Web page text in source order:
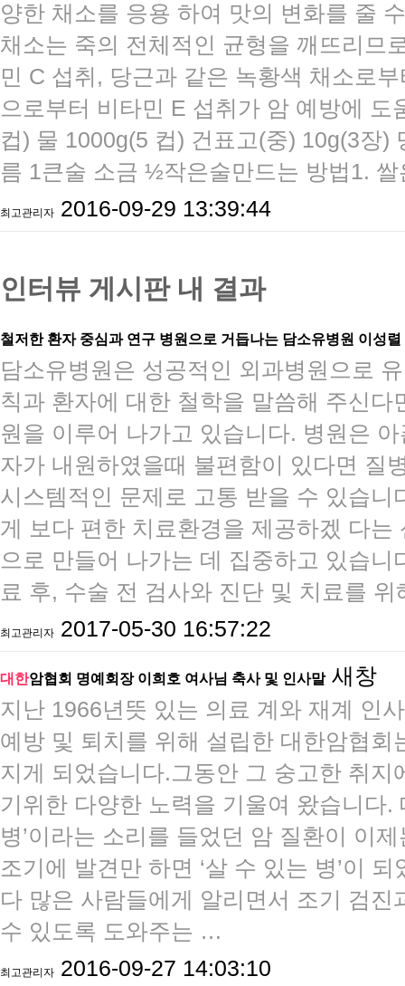
양한 채소를 응용 하여 맛의 변화를 줄
채소는 죽의 전체적인 균형을 깨뜨리므
민 C 섭취, 당근과 같은 녹황색 채소로
으로부터 비타민 E 섭취가 암 예방에
컵) 물 1000g(5 컵) 건표고(중) 10g(3장)
름 1큰술 소금 ½작은술​만드는 방법1.
최고관리자 2016-09-29 13:39:44
인터뷰 게시판 내 결과
철저한 환자 중심과 연구 병원으로 거듭나는 담소유병원 이성
담소유병원은 성공적인 외과병원으로
칙과 환자에 대한 철학을 말씀해 주신
원을 이루어 나가고 있습니다. 병원은
자가 내원하였을때 불편함이 있다면 질
시스템적인 문제로 고통 받을 수 있습
게 보다 편한 치료환경을 제공하겠 다
으로 만들어 나가는 데 집중하고 있습
료 후, 수술 전 검사와 진단 및 치료를
최고관리자 2017-05-30 16:57:22
대한암협회 명예회장 이희호 여사님 축사 및 인사말 새창
지난 1966년뜻 있는 의료 계와 재계 인
예방 및 퇴치를 위해 설립한 대한암협
지게 되었습니다.​그동안 그 숭고한 취
기위한 다양한 노력을 기울여 왔습니다.
병’이라는 소리를 들었던 암 질환이 이
조기에 발견만 하면 ‘살 수 있는 병’이
다 많은 사람들에게 알리면서 조기 검
수 있도록 도와주는 …
최고관리자 2016-09-27 14:03:10